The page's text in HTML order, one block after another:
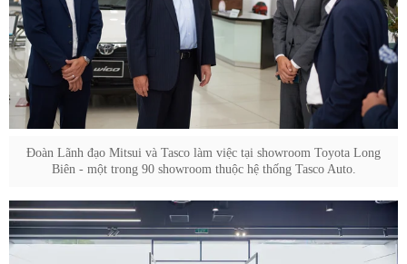
Đoàn Lãnh đạo Mitsui và Tasco làm việc tại showroom Toyota Long
Biên - một trong 90 showroom thuộc hệ thống Tasco Auto.